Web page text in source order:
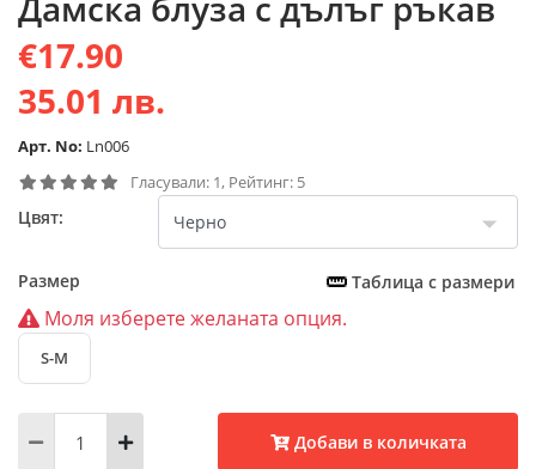
€17.90
35.01 лв.
Арт. No: Ln006
Гласували: 1, Рейтинг: 5
Цвят:
Размер Таблица с размери
Моля изберете желаната опция.
S-M
Добави в количката